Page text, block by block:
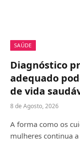
SAÚDE
Diagnóstico
adequado
de vida
8 de Agosto, 2026
A forma como os
mulheres continua